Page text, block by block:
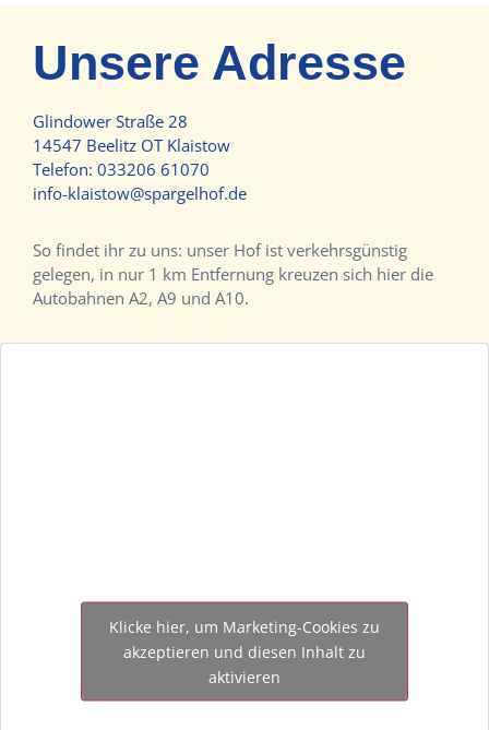
Klicke hier, um Marketing-Cookies zu
akzeptieren und diesen Inhalt zu
aktivieren
Unsere Adresse
Glindower Straße 28
14547 Beelitz OT Klaistow
Telefon: 033206 61070
info-klaistow@spargelhof.de
So findet ihr zu uns: unser Hof ist verkehrsgünstig
gelegen, in nur 1 km Entfernung kreuzen sich hier die
Autobahnen A2, A9 und A10.